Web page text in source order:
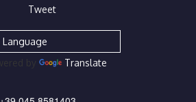
Tweet
Translate